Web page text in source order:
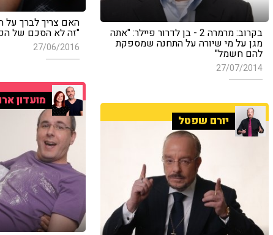
האם צריך לברך על
"זה לא הסכם של
27/06/2016
בקרוב: מרמרה 2 - בן לדרור פיילר: "אתה
מגן על מי שיורה על התחנה שמספקת
להם חשמל"
27/07/2014
מועדון
יורם שפטל